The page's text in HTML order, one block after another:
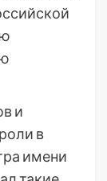
и
в
имени